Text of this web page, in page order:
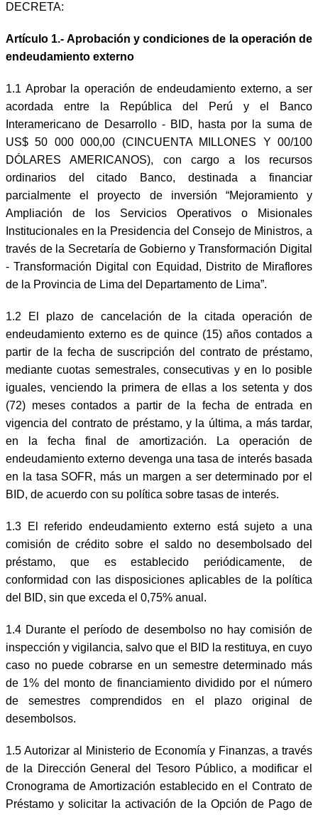
DECRETA:
Artículo 1.- Aprobación y condiciones de la operación de
endeudamiento externo
1.1 Aprobar la operación de endeudamiento externo, a ser
acordada entre la República del Perú y el Banco
Interamericano de Desarrollo - BID, hasta por la suma de
US$ 50 000 000,00 (CINCUENTA MILLONES Y 00/100
DÓLARES AMERICANOS), con cargo a los recursos
ordinarios del citado Banco, destinada a financiar
parcialmente el proyecto de inversión “Mejoramiento y
Ampliación de los Servicios Operativos o Misionales
Institucionales en la Presidencia del Consejo de Ministros, a
través de la Secretaría de Gobierno y Transformación Digital
- Transformación Digital con Equidad, Distrito de Miraflores
de la Provincia de Lima del Departamento de Lima”.
1.2 El plazo de cancelación de la citada operación de
endeudamiento externo es de quince (15) años contados a
partir de la fecha de suscripción del contrato de préstamo,
mediante cuotas semestrales, consecutivas y en lo posible
iguales, venciendo la primera de ellas a los setenta y dos
(72) meses contados a partir de la fecha de entrada en
vigencia del contrato de préstamo, y la última, a más tardar,
en la fecha final de amortización. La operación de
endeudamiento externo devenga una tasa de interés basada
en la tasa SOFR, más un margen a ser determinado por el
BID, de acuerdo con su política sobre tasas de interés.
1.3 El referido endeudamiento externo está sujeto a una
comisión de crédito sobre el saldo no desembolsado del
préstamo, que es establecido periódicamente, de
conformidad con las disposiciones aplicables de la política
del BID, sin que exceda el 0,75% anual.
1.4 Durante el período de desembolso no hay comisión de
inspección y vigilancia, salvo que el BID la restituya, en cuyo
caso no puede cobrarse en un semestre determinado más
de 1% del monto de financiamiento dividido por el número
de semestres comprendidos en el plazo original de
desembolsos.
1.5 Autorizar al Ministerio de Economía y Finanzas, a través
de la Dirección General del Tesoro Público, a modificar el
Cronograma de Amortización establecido en el Contrato de
Préstamo y solicitar la activación de la Opción de Pago de